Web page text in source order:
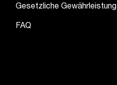
Gesetzliche Gewährleistung
FAQ